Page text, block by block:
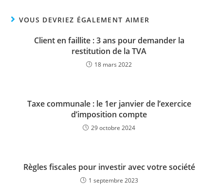
VOUS DEVRIEZ ÉGALEMENT AIMER
Client en faillite : 3 ans pour demander la
restitution de la TVA
18 mars 2022
Taxe communale : le 1er janvier de l’exercice
d’imposition compte
29 octobre 2024
Règles fiscales pour investir avec votre société
1 septembre 2023